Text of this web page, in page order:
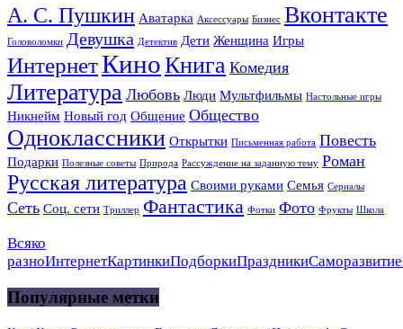
А. С. Пушкин Аватарка Аксессуары Бизнес Вконтакте
Головоломки Девушка Детектив Дети Женщина Игры
ИнтернетКиноКнига Комедия
Литература Любовь Люди Мультфильмы Настольные игры
Никнейм Новый год Общение Общество
Одноклассники Открытки Письменная работа Повесть
Подарки Полезные советы Природа Рассуждение на заданную тему Роман
Русская литература Своими руками Семья Сериалы
Сеть Соц. сети Триллер Фантастика Фотки Фото Фрукты Школа
Всяко
разноИнтернетКартинкиПодборкиПраздникиСаморазвитие
Популярные метки